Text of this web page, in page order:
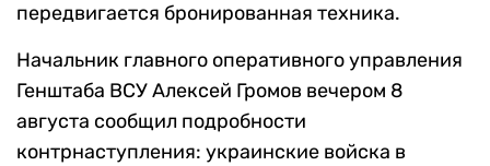
передвигается бронированная техника.
Начальник главного оперативного управления
Генштаба ВСУ Алексей Громов вечером 8
августа сообщил подробности
контрнаступления: украинские войска в